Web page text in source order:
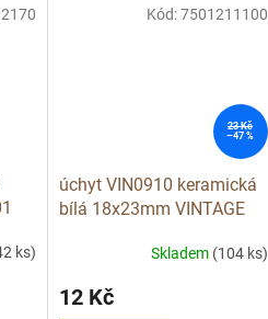
ks)
23 Kč
–47 %
úchyt VIN0910 keramická
bílá 18x23mm VINTAGE
Skladem (104 ks)
12 Kč
Kód:7501211100